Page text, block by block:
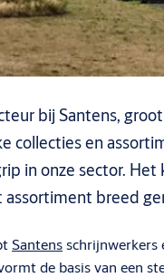
bij Santens,
collecties en
in onze sector.
breed
Santensschrijnwerkers
de basis van een